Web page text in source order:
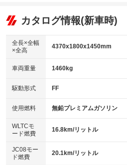
リフトアップ
：装備なし
：装備なし
パワーウィンドウ
アイドリングストップ
：装備あり
USB入力端子
：装備なし
100V電源
：装備なし
センターデフロック
：装備なし
電動格納ミラー
：装備あり
ビジュアル
：装備なし
：装備あり
革シート
キーレス
HID(キセノンライト)
：装備なし
バックカメラ
：装備あり
エアロ
：装備なし
：装備なし
パワーシート
カタログ情報(新車時)
全長×全幅
×全高
4370x1800x1450mm
車両重量 1460kg
駆動形式 FF
使用燃料 無鉛プレミアムガソリン
WLTCモ
ード燃費
16.8km/リットル
JC08モー
ド燃費
20.1km/リットル